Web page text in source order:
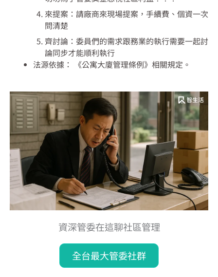
來提案：請廠商來現場提案，手續費、個資一次
問清楚
齊討論：委員們的需求跟務業的執行需要一起討
論同步才能順利執行
法源依據： 《公寓大廈管理條例》相關規定。
資深管委在這聊社區管理
全台最大管委社群